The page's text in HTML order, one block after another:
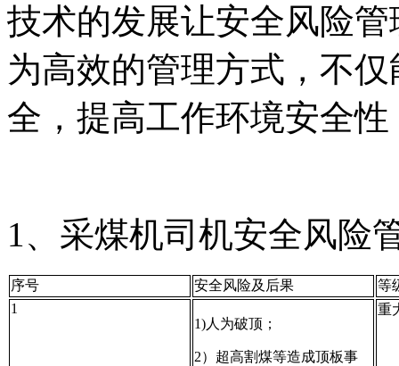
技术的发展让安全风险
为高效的管理方式，不
全，提高工作环境安全
1、采煤机司机安全风险
序号 安全风险及后果
等
1
1)人为破顶；
2）超高割煤等造成顶板事
重